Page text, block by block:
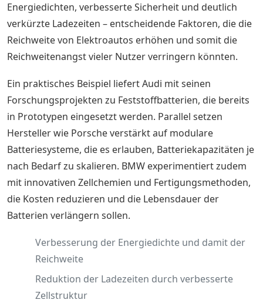
Energiedichten, verbesserte Sicherheit und deutlich
verkürzte Ladezeiten – entscheidende Faktoren, die die
Reichweite von Elektroautos erhöhen und somit die
Reichweitenangst vieler Nutzer verringern könnten.
Ein praktisches Beispiel liefert Audi mit seinen
Forschungsprojekten zu Feststoffbatterien, die bereits
in Prototypen eingesetzt werden. Parallel setzen
Hersteller wie Porsche verstärkt auf modulare
Batteriesysteme, die es erlauben, Batteriekapazitäten je
nach Bedarf zu skalieren. BMW experimentiert zudem
mit innovativen Zellchemien und Fertigungsmethoden,
die Kosten reduzieren und die Lebensdauer der
Batterien verlängern sollen.
Verbesserung der Energiedichte und damit der
Reichweite
Reduktion der Ladezeiten durch verbesserte
Zellstruktur